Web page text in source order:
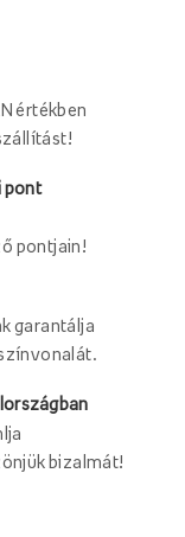
értékben
pont
pontjain!
garantálja
bizalmát!